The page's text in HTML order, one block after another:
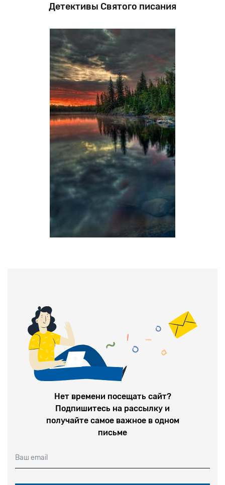
Детективы Святого писания
Нет времени посещать сайт?
Подпишитесь на рассылку и
получайте самое важное в одном
письме
Ваш email